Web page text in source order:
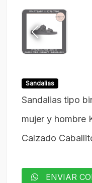
Sandalias
Sandalias tipo
mujer y hombre
Calzado
ENVIAR